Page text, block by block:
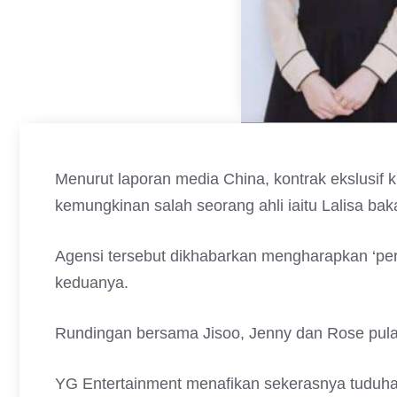
Menurut laporan media China, kontrak ekslusif
kemungkinan salah seorang ahli iaitu Lalisa
Agensi tersebut dikhabarkan mengharapkan
keduanya.
Rundingan bersama Jisoo, Jenny dan Rose
YG Entertainment menafikan sekerasnya